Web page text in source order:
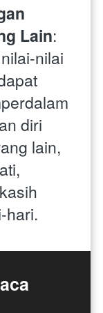
Lain:
nilai
diri
lain,
hari.